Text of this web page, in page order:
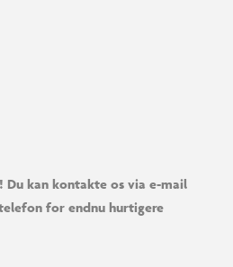
kan kontakte os via e-mail
for endnu hurtigere